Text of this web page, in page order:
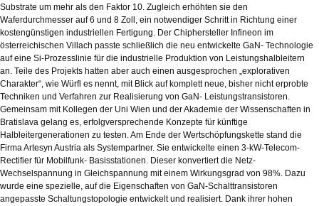
Substrate um mehr als den Faktor 10. Zugleich erhöhten sie den
Waferdurchmesser auf 6 und 8 Zoll, ein notwendiger Schritt in Richtung einer
kostengünstigen industriellen Fertigung. Der Chiphersteller Infineon im
österreichischen Villach passte schließlich die neu entwickelte GaN- Technologie
auf eine Si-Prozesslinie für die industrielle Produktion von Leistungshalbleitern
an. Teile des Projekts hatten aber auch einen ausgesprochen „explorativen
Charakter“, wie Würfl es nennt, mit Blick auf komplett neue, bisher nicht erprobte
Techniken und Verfahren zur Realisierung von GaN- Leistungstransistoren.
Gemeinsam mit Kollegen der Uni Wien und der Akademie der Wissenschaften in
Bratislava gelang es, erfolgversprechende Konzepte für künftige
Halbleitergenerationen zu testen. Am Ende der Wertschöpfungskette stand die
Firma Artesyn Austria als Systempartner. Sie entwickelte einen 3-kW-Telecom-
Rectifier für Mobilfunk- Basisstationen. Dieser konvertiert die Netz-
Wechselspannung in Gleichspannung mit einem Wirkungsgrad von 98%. Dazu
wurde eine spezielle, auf die Eigenschaften von GaN-Schalttransistoren
angepasste Schaltungstopologie entwickelt und realisiert. Dank ihrer hohen